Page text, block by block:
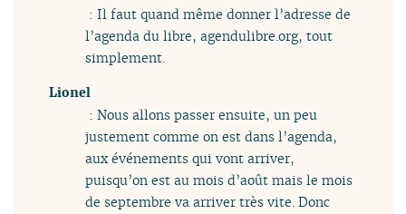
: Il faut quand même donner l’adresse de
l’agenda du libre, agendulibre.org, tout
simplement.
Lionel
: Nous allons passer ensuite, un peu
justement comme on est dans l’agenda,
aux événements qui vont arriver,
puisqu’on est au mois d’août mais le mois
de septembre va arriver très vite. Donc